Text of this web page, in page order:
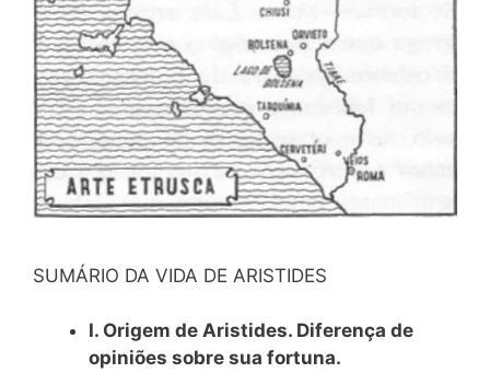
SUMÁRIO DA VIDA DE ARISTIDES
I. Origem de Aristides. Diferença de
opiniões sobre sua fortuna.